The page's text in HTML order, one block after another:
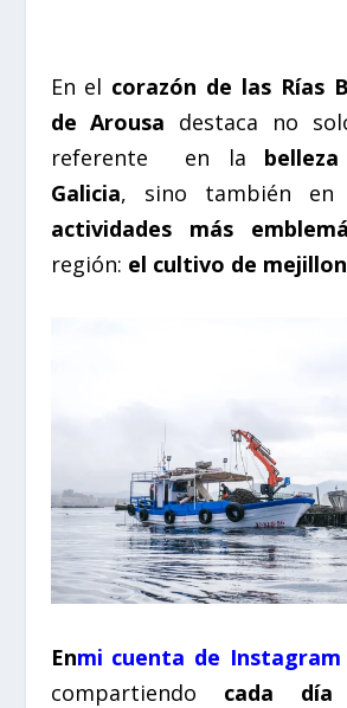
En el corazón de las Rías
de Arousa destaca no
referente
en la
Galicia, sino también
actividades más
región: el cultivo de
Enmi cuenta de Instagram
compartiendo cada